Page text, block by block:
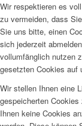
Wir respektieren es
zu vermeiden, dass
Sie uns bitte, einen
sich jederzeit
vollumfänglich nutzen
gesetzten Cookies auf
Wir stellen Ihnen eine
gespeicherten
Ihnen keine Cookies